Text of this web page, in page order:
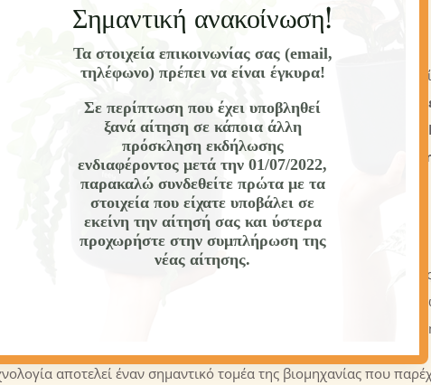
ΔΠΘ διοργανώνει Εκπαιδευτικό/Επιμορφωτικό Πρόγραμμα με
και Βιομηχανίας: Ενσωματώνοντας τη σχεδιαστική
2024 έως 15 Ιουλίου 2024 με Eπιστημονικό Υπεύθυνο τον
Βιολογίας & Γενετικής του ΔΠΘ και Ακαδημαϊκή Yπεύθυνη την
Βιολογίας & Γενετικής του ΔΠΘ.
του προγράμματος
προγράμματος είναι η ενίσχυση των δυνατοτήτων
Βιοεπιστημών μέσω της ανάπτυξης εκπαιδευτικών
μάθηση, εξασφαλίζοντας τη μεταφορά της γνώσης στην
αποτελεί έναν σημαντικό τομέα της βιομηχανίας που
Σημαντική ανακοίνωση!
Τα στοιχεία επικοινωνίας σας (email,
τηλέφωνο) πρέπει να είναι έγκυρα!
Σε περίπτωση που έχει υποβληθεί
ξανά αίτηση σε κάποια άλλη
πρόσκληση εκδήλωσης
ενδιαφέροντος μετά την 01/07/2022,
παρακαλώ συνδεθείτε πρώτα με τα
στοιχεία που είχατε υποβάλει σε
εκείνη την αίτησή σας και ύστερα
προχωρήστε στην συμπλήρωση της
νέας αίτησης.